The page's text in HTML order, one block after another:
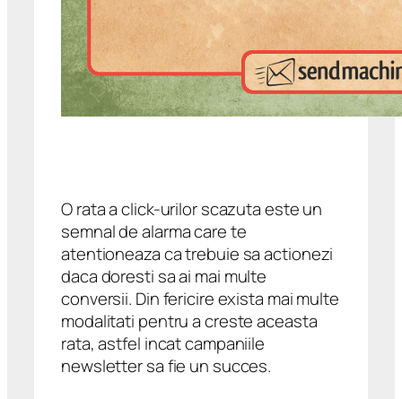
O rata a click-urilor scazuta este un
semnal de alarma care te
atentioneaza ca trebuie sa actionezi
daca doresti sa ai mai multe
conversii. Din fericire exista mai multe
modalitati pentru a creste aceasta
rata, astfel incat campaniile
newsletter sa fie un succes.